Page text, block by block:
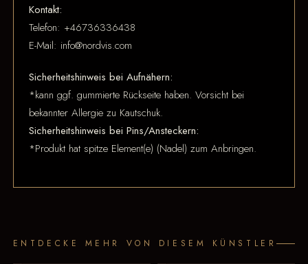
Kontakt:
Telefon: +46736336438
E-Mail: info@nordvis.com
Sicherheitshinweis bei Aufnähern:
*kann ggf. gummierte Rückseite haben. Vorsicht bei
bekannter Allergie zu Kautschuk.
Sicherheitshinweis bei Pins/Ansteckern:
*Produkt hat spitze Element(e) (Nadel) zum Anbringen.
ENTDECKE MEHR VON DIESEM KÜNSTLER